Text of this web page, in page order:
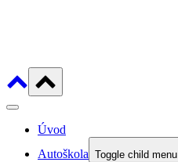
Úvod
Autoškola Toggle child menu